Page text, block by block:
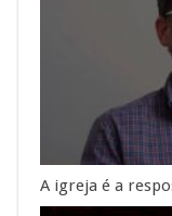
A igreja é a